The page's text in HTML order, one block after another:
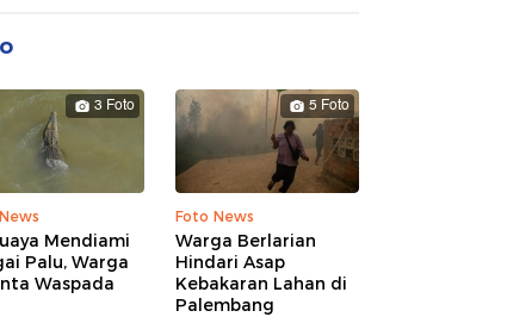
3 Foto
Mendiami
Palu, Warga
Waspada
5 Foto
Foto News
Warga Berlarian
Hindari Asap
Kebakaran Lahan di
Palembang